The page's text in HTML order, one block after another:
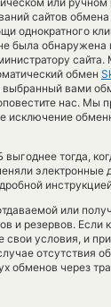
сайтов
однократного
была
обмен
вами
нас.
выгоднее тогда,
или
и резервов. Если
свои условия, и
отсутствия
обменов через